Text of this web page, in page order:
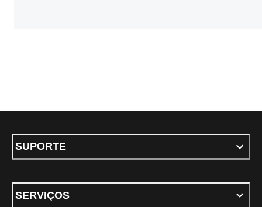
SUPORTE
SERVIÇOS